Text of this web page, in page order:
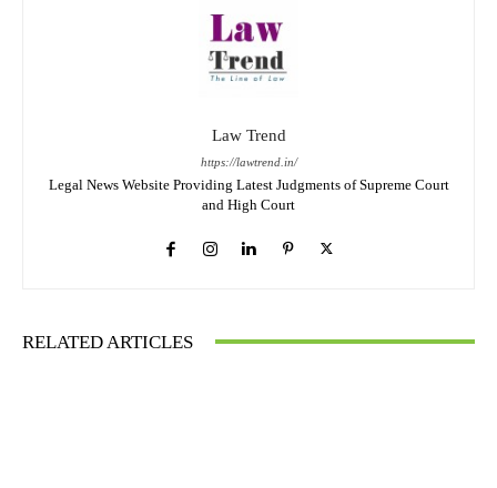
Law Trend
https://lawtrend.in/
Legal News Website Providing Latest Judgments of Supreme Court
and High Court
RELATED ARTICLES